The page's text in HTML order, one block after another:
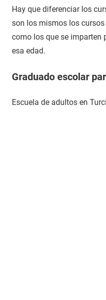
Hay que diferenciar los
son los mismos los
como los que se imparten
esa edad.
Graduado escolar
Escuela de adultos en